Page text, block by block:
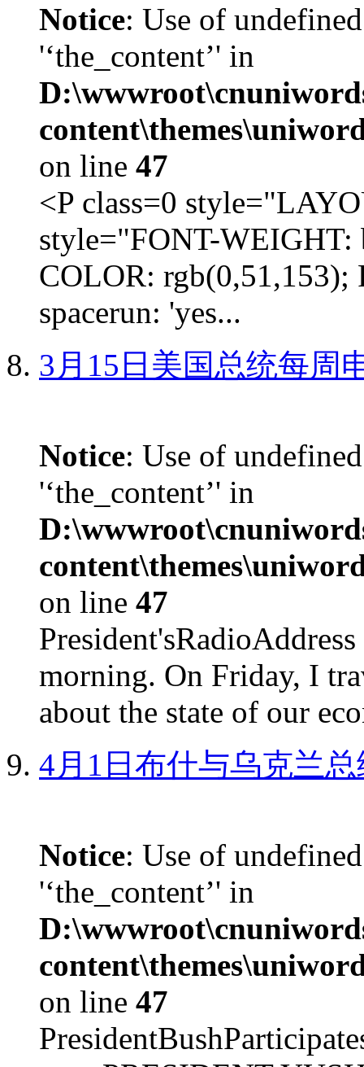
Notice: Use of
'‘the_content’' in
on line 47
<P class=0
style="FONT-
COLOR:
spacerun: 'yes...
3月15日美国总统每周
Notice: Use of
'‘the_content’' in
on line 47
morning. On Friday, I
about the state of our
4月1日布什与乌克兰
Notice: Use of
'‘the_content’' in
on line 47